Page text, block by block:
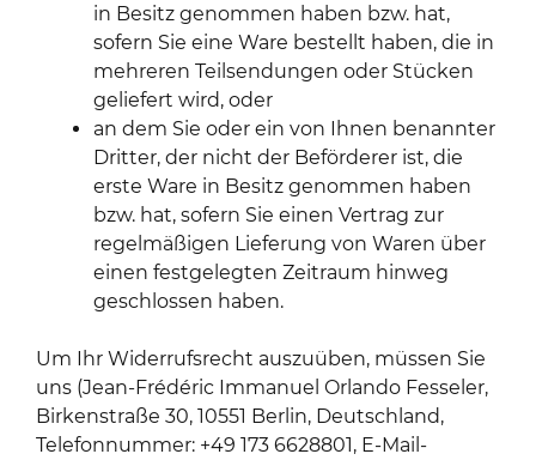
in Besitz genommen haben bzw. hat,
sofern Sie eine Ware bestellt haben, die in
mehreren Teilsendungen oder Stücken
geliefert wird, oder
an dem Sie oder ein von Ihnen benannter
Dritter, der nicht der Beförderer ist, die
erste Ware in Besitz genommen haben
bzw. hat, sofern Sie einen Vertrag zur
regelmäßigen Lieferung von Waren über
einen festgelegten Zeitraum hinweg
geschlossen haben.
Um Ihr Widerrufsrecht auszuüben, müssen Sie
uns (Jean-Frédéric Immanuel Orlando Fesseler,
Birkenstraße 30, 10551 Berlin, Deutschland,
Telefonnummer: +49 173 6628801, E-Mail-